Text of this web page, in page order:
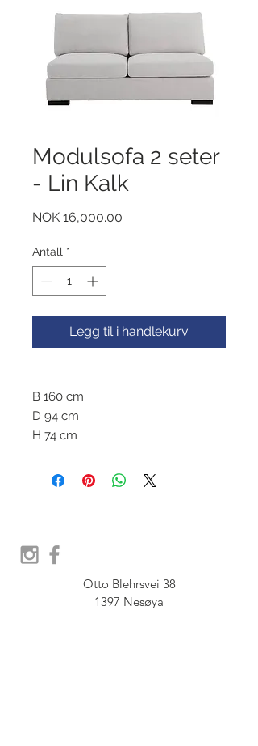
Modulsofa 2 seter
- Lin Kalk
NOK 16,000.00
Antall *
Legg til i handlekurv
B 160 cm
D 94 cm
H 74 cm
Otto Blehrsvei 38
1397 Nesøya